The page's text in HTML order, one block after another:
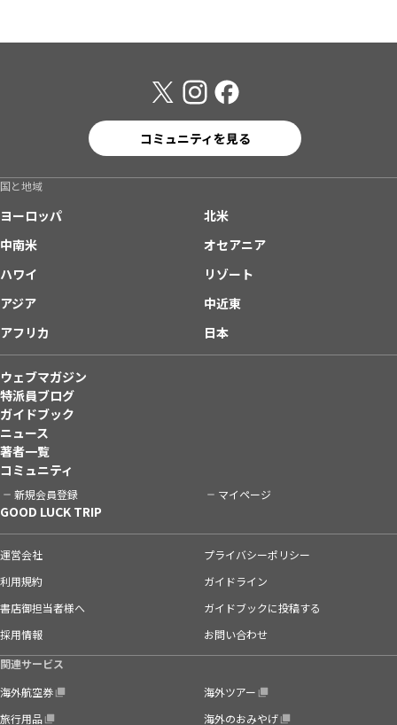
コミュニティを見る
国と地域
ヨーロッパ
北米
中南米
オセアニア
ハワイ
リゾート
アジア
中近東
アフリカ
日本
ウェブマガジン
特派員ブログ
ガイドブック
ニュース
著者一覧
コミュニティ
新規会員登録 マイページ
GOOD LUCK TRIP
運営会社
プライバシーポリシー
利用規約
ガイドライン
書店御担当者様へ
ガイドブックに投稿する
採用情報
お問い合わせ
関連サービス
海外航空券
海外ツアー
旅行用品
海外のおみやげ